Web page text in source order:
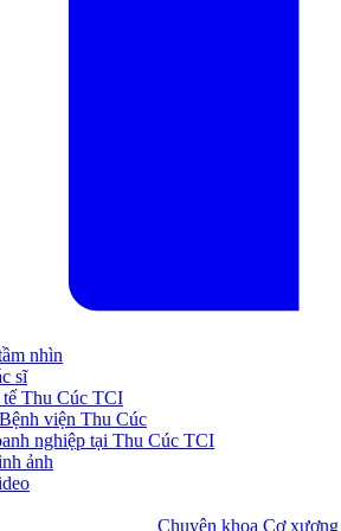
nhìn
sĩ
Thu Cúc TCI
viện Thu Cúc
nghiệp tại Thu Cúc TCI
ảnh
Chuyên khoa Cơ